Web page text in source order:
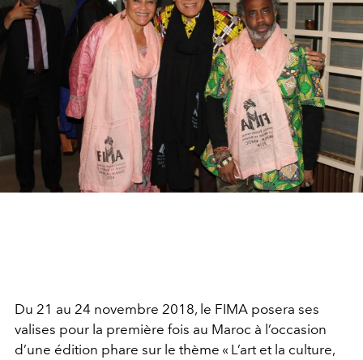
Du 21 au 24 novembre 2018, le FIMA posera ses
valises pour la première fois au Maroc à l’occasion
d’une édition phare sur le thème « L’art et la culture,